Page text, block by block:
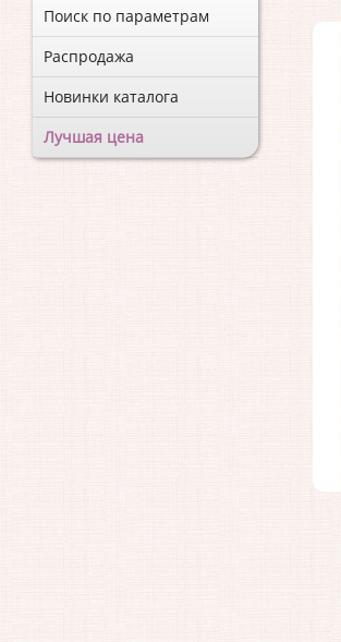
Поиск по параметрам
Распродажа
Новинки каталога
Лучшая цена